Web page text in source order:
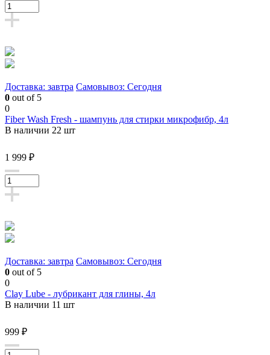
Доставка: завтра Самовывоз: Сегодня
0 out of 5
0
Fiber Wash Fresh - шампунь для стирки микрофибр, 4л
В наличии 22 шт
1 999 ₽
Доставка: завтра Самовывоз: Сегодня
0 out of 5
0
Clay Lube - лубрикант для глины, 4л
В наличии 11 шт
999 ₽